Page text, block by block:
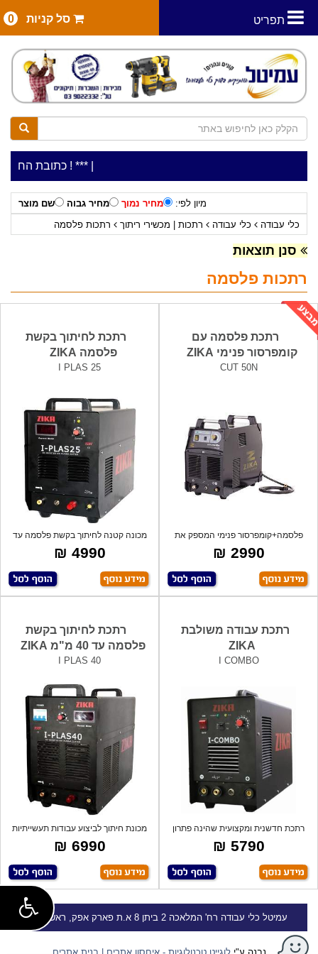
תפריט סל קניות 0
***כתובת החנות: רח' המלאכה 2, ביתן 8 ***כלי עבודה להשכרה בתעריף יומי משתלם ! ***
מיון לפי: מחיר נמוך מחיר גבוה
שם מוצר
כלי עבודה
כלי עבודה רתכות | מכשירי ריתוך רתכות פלסמה
סנן תוצאות
רתכות פלסמה
רתכת פלסמה עם
קומפרסור פנימי ZIKA
CUT 50N
פלסמה+קומפרסור פנימי המספק את
לחץ האוויר
2990 ₪
רתכת לחיתוך בקשת
פלסמה ZIKA
I PLAS 25
מכונה קטנה לחיתוך בקשת פלסמה עד
25 מ"מ -
4990 ₪
רתכת עבודה משולבת
ZIKA
I COMBO
רתכת חדשנית ומקצועית שהינה פתרון
מושלם ל
5790 ₪
רתכת לחיתוך בקשת
פלסמה עד 40 מ"מ ZIKA
I PLAS 40
מכונת חיתוך לביצוע עבודות תעשייתיות
בעוב
6990 ₪
עמיטל כלי עבודה רח' המלאכה 2 ביתן 8 א.ת פארק אפק, ראש העין